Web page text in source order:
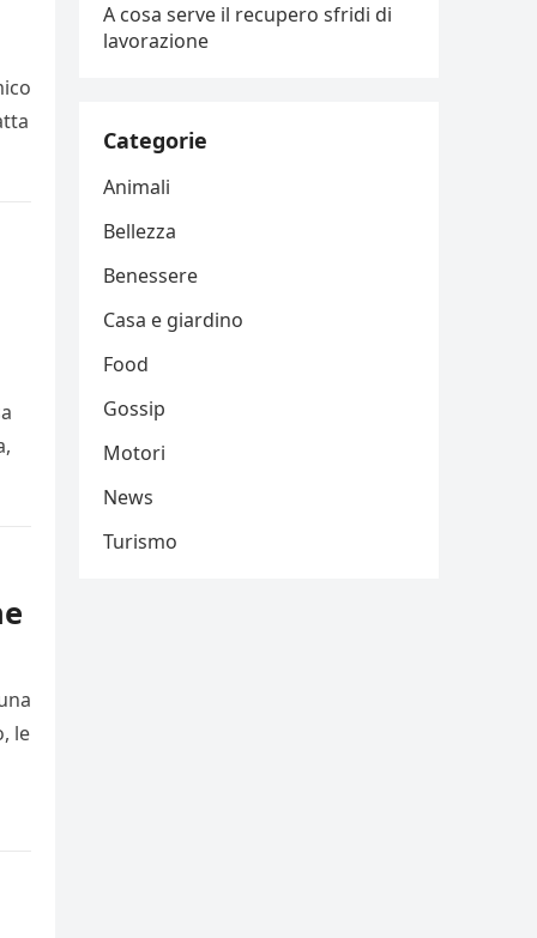
le
A cosa serve il recupero sfridi di
lavorazione
Categorie
Animali
Bellezza
Benessere
Casa e giardino
Food
Gossip
Motori
News
Turismo